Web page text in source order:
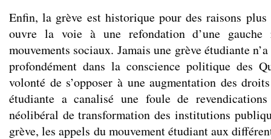
Enfin, la grève est historique pour des raisons plus
ouvre la voie à une refondation d’une
mouvements sociaux. Jamais une grève étudiante
profondément dans la conscience politique des
volonté de s’opposer à une augmentation des
étudiante a canalisé une foule de
néolibéral de transformation des institutions
grève, les appels du mouvement étudiant aux